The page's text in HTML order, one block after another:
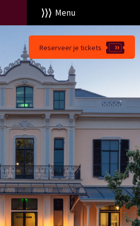
Menu
Reserveer je tickets